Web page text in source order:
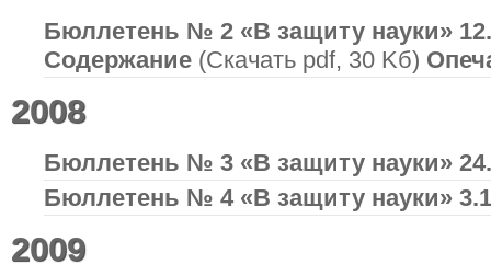
Бюллетень № 2 «В защиту науки»
Содержание (Скачать pdf, 30 Kб)
2008
Бюллетень № 3 «В защиту науки»
Бюллетень № 4 «В защиту науки»
2009